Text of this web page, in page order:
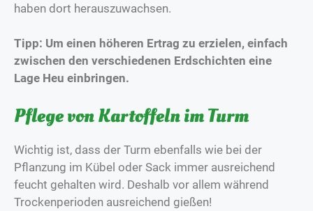
haben dort herauszuwachsen.
Tipp: Um einen höheren Ertrag zu erzielen, einfach
zwischen den verschiedenen Erdschichten eine
Lage Heu einbringen.
Pflege von Kartoffeln im Turm
Wichtig ist, dass der Turm ebenfalls wie bei der
Pflanzung im Kübel oder Sack immer ausreichend
feucht gehalten wird. Deshalb vor allem während
Trockenperioden ausreichend gießen!